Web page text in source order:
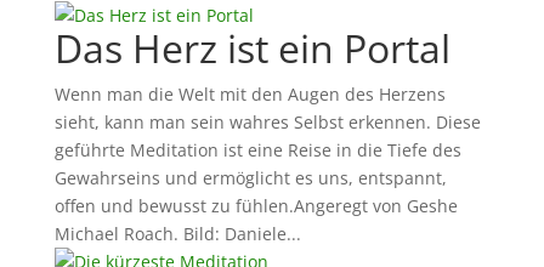
Das Herz ist ein Portal
Wenn man die Welt mit den Augen des Herzens
sieht, kann man sein wahres Selbst erkennen. Diese
geführte Meditation ist eine Reise in die Tiefe des
Gewahrseins und ermöglicht es uns, entspannt,
offen und bewusst zu fühlen.Angeregt von Geshe
Michael Roach. Bild: Daniele...